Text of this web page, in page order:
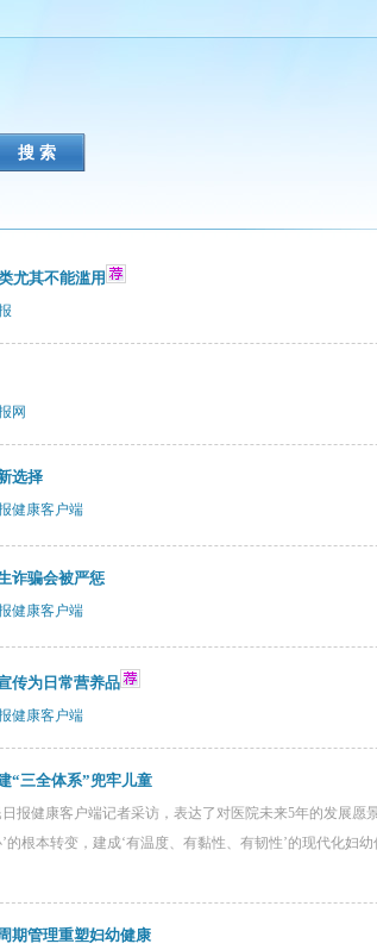
尤其不能滥用
网
选择
健康客户端
诈骗会被严惩
健康客户端
传为日常营养品
健康客户端
“三全体系”兜牢儿童
报健康客户端记者采访，表达了对医院未来5年的发展愿
的根本转变，建成‘有温度、有黏性、有韧性’的现代化妇幼
期管理重塑妇幼健康